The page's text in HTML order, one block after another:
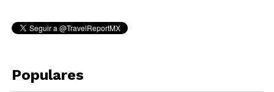
Populares